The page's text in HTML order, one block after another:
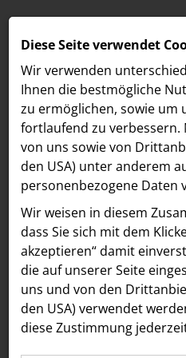
MELDUNGEN
LOEBELL NORDBERG
INNER
aehre
Astoria Artshow
B/S/H Hausgeräte
Meldungen / Freshfields
Text Bilder
23.04.2024
Dora
Diese Seite verwendet
Wir verwenden
Ihnen die best­mögliche
zu ermöglichen, sowie um
fortlaufend zu verbessern.
von uns sowie von
den USA) unter anderem
personenbezogene Daten
Wir weisen in diesem
dass Sie sich mit dem
akzeptieren“ damit
die auf unserer Seite
uns und von den
den USA) verwendet
diese Zustimmung